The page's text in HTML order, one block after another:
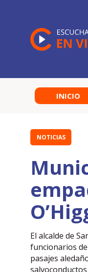
INICIO
NOTICIAS
El alcalde de
funcionarios
pasajes